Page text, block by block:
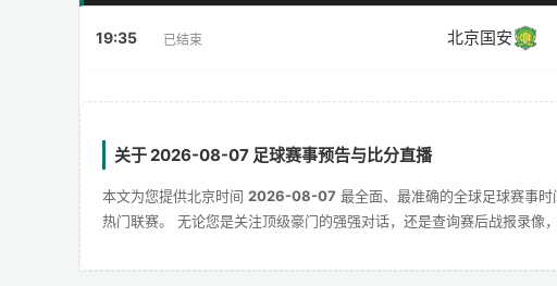
19:35 已结束 北京国安
关于 2026-08-07 足球赛事预告与比分直播
本文为您提供北京时间 2026-08-07 最全面、最准确的全球足球赛事时
热门联赛。 无论您是关注顶级豪门的强强对话，还是查询赛后战报录像